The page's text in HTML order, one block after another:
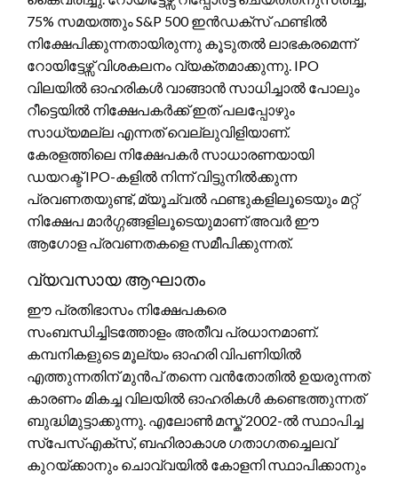
75% സമയത്തും S&P 500 ഇൻഡക്സ് ഫണ്ടിൽ
നിക്ഷേപിക്കുന്നതായിരുന്നു കൂടുതൽ ലാഭകരമെന്ന്
റോയിട്ടേഴ്സ് വിശകലനം വ്യക്തമാക്കുന്നു. IPO
വിലയിൽ ഓഹരികൾ വാങ്ങാൻ സാധിച്ചാൽ പോലും
റീട്ടെയിൽ നിക്ഷേപകർക്ക് ഇത് പലപ്പോഴും
സാധ്യമല്ല എന്നത് വെല്ലുവിളിയാണ്.
കേരളത്തിലെ നിക്ഷേപകർ സാധാരണയായി
ഡയറക്ട് IPO-കളിൽ നിന്ന് വിട്ടുനിൽക്കുന്ന
പ്രവണതയുണ്ട്, മ്യൂച്വൽ ഫണ്ടുകളിലൂടെയും മറ്റ്
നിക്ഷേപ മാർഗ്ഗങ്ങളിലൂടെയുമാണ് അവർ ഈ
ആഗോള പ്രവണതകളെ സമീപിക്കുന്നത്.
വ്യവസായ ആഘാതം
ഈ പ്രതിഭാസം നിക്ഷേപകരെ
സംബന്ധിച്ചിടത്തോളം അതീവ പ്രധാനമാണ്.
കമ്പനികളുടെ മൂല്യം ഓഹരി വിപണിയിൽ
എത്തുന്നതിന് മുൻപ് തന്നെ വൻതോതിൽ ഉയരുന്നത്
കാരണം മികച്ച വിലയിൽ ഓഹരികൾ കണ്ടെത്തുന്നത്
ബുദ്ധിമുട്ടാക്കുന്നു. എലോൺ മസ്ക് 2002-ൽ സ്ഥാപിച്ച
സ്പേസ്എക്സ്, ബഹിരാകാശ ഗതാഗതച്ചെലവ്
കുറയ്ക്കാനും ചൊവ്വയിൽ കോളനി സ്ഥാപിക്കാനും